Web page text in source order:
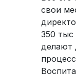
свои
350 тыс
делают